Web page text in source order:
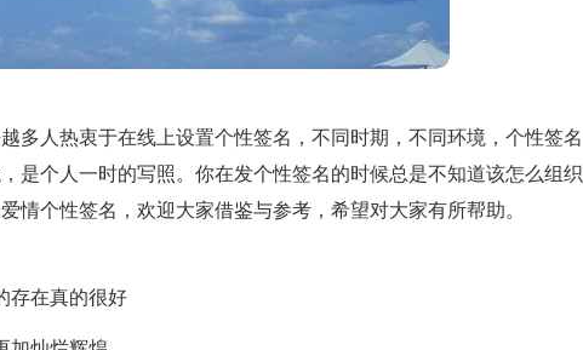
多人热衷于在线上设置个性签名，不同时期，不同环境，个性签名
是个人一时的写照。你在发个性签名的时候总是不知道该怎么组织
情个性签名，欢迎大家借鉴与参考，希望对大家有所帮助。
存在真的很好